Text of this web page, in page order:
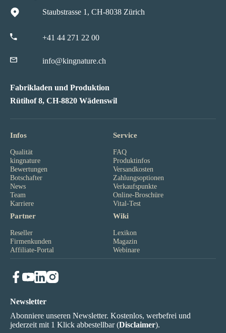
Staubstrasse 1, CH-8038 Zürich
+41 44 271 22 00
info@kingnature.ch
Fabrikladen und Produktion
Rütihof 8, CH-8820 Wädenswil
Infos
Qualität
kingnature
Bewertungen
Botschafter
News
Team
Karriere
Service
FAQ
Produktinfos
Versandkosten
Zahlungsoptionen
Verkaufspunkte
Online-Broschüre
Vital-Test
Partner
Reseller
Firmenkunden
Affiliate-Portal
Wiki
Lexikon
Magazin
Webinare
Newsletter
Abonniere unseren Newsletter. Kostenlos, werbefrei und
jederzeit mit 1 Klick abbestellbar (Disclaimer).